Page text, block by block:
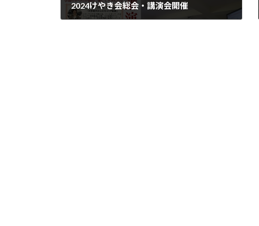
2024けやき会総会・講演会開催